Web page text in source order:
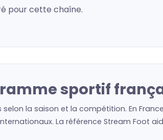
pour cette chaîne.
sportif
la saison et la compétition. En
La référence Stream Foot